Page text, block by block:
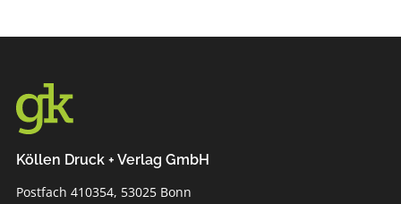
Köllen Druck + Verlag GmbH
Postfach 410354, 53025 Bonn